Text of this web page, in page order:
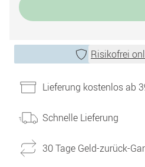
Risikofrei
Lieferung kostenlos ab
Schnelle Lieferung
30 Tage Geld-zurück-